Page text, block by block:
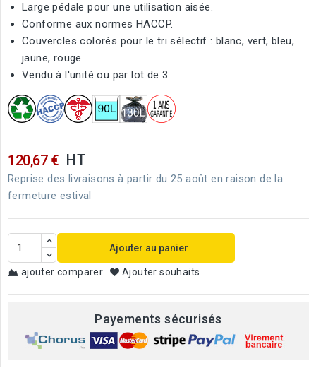
Large pédale pour une utilisation aisée.
Conforme aux normes HACCP.
Couvercles colorés pour le tri sélectif : blanc, vert, bleu,
jaune, rouge.
Vendu à l'unité ou par lot de 3.
120,67 € HT
Reprise des livraisons à partir du 25 août en raison de la
fermeture estival
Ajouter au panier
ajouter comparer Ajouter souhaits
Payements sécurisés